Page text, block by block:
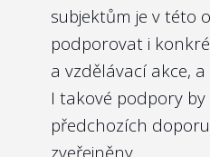
Dovolíme si i příklad
státní firmy řídí i
Governance Kodex
7). Zde příklad
představenstva a
subjektům je v této
podporovat i
a vzdělávací akce,
I takové podpory
předchozích
zveřejněny.